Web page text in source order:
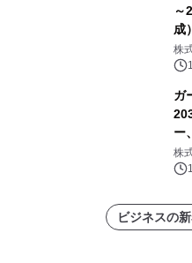
～
成
株
ガ
ー
レ
株
ビジネスの